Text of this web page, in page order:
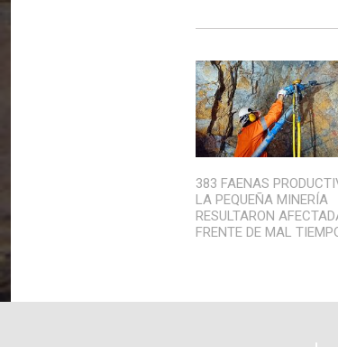
383 FAENAS
LA PEQUEÑA MINERÍA
RESULTARON
FRENTE DE MAL